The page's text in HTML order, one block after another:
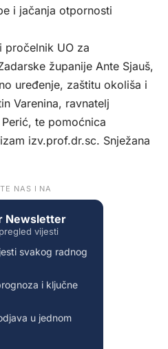
i jačanja otpornosti
pročelnik UO za
županije Ante Sjauš,
uređenje, zaštitu okoliša i
Varenina, ravnatelj
Perić, te pomoćnica
izv.prof.dr.sc. Snježana
NAS I NA
Newsletter
vijesti
svakog radnog
i ključne
u jednom